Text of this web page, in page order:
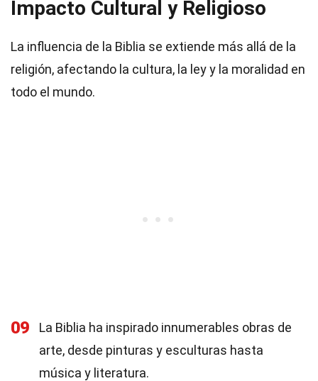
Impacto Cultural y Religioso
La influencia de la Biblia se extiende más allá de la
religión, afectando la cultura, la ley y la moralidad en
todo el mundo.
09
La Biblia ha inspirado innumerables obras de
arte, desde pinturas y esculturas hasta
música y literatura.